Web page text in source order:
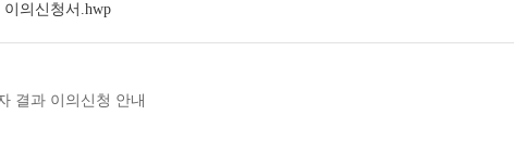
의신청서.hwp
결과 이의신청 안내